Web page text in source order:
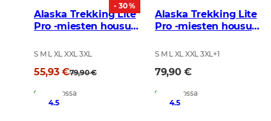
- 30 %
Alaska Trekking Lite
Pro -miesten housut,
S M L XL XXL 3XL
55,93 €79,90 €
Varastossa
Alaska Trekking Lite
Pro -miesten housut,
S M L XL XXL 3XL+1
79,90 €
Varastossa
4.5
4.5